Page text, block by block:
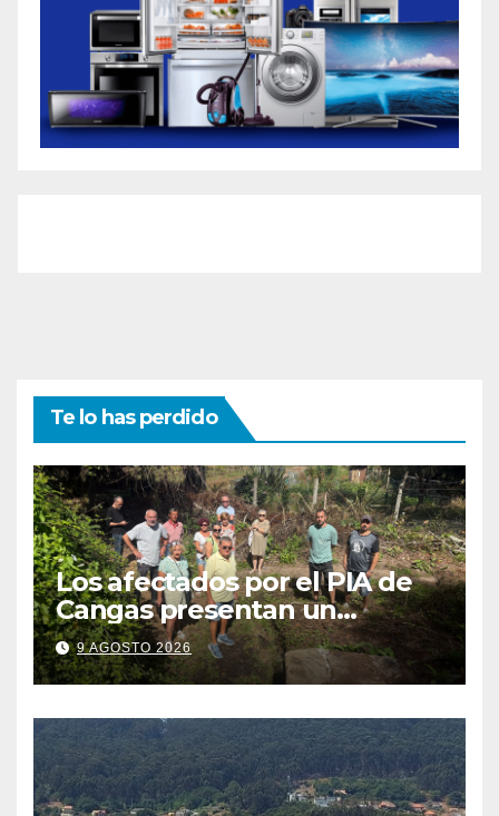
Te lo has perdido
Los afectados por el PIA de
Cangas presentan un
recurso: “Lo vamos a luchar”
9 AGOSTO 2026